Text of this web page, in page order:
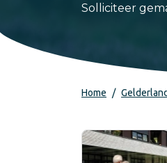
Solliciteer
Home Gelderland